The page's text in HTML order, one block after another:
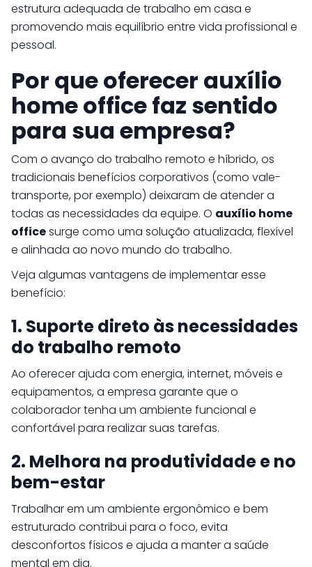
estrutura adequada de trabalho em casa e
promovendo mais equilíbrio entre vida profissional e
pessoal.
Por que oferecer auxílio
home office faz sentido
para sua empresa?
Com o avanço do trabalho remoto e híbrido, os
tradicionais benefícios corporativos (como vale-
transporte, por exemplo) deixaram de atender a
todas as necessidades da equipe. O auxílio home
officesurge como uma solução atualizada, flexível
e alinhada ao novo mundo do trabalho.
Veja algumas vantagens de implementar esse
benefício:
1. Suporte direto às necessidades
do trabalho remoto
Ao oferecer ajuda com energia, internet, móveis e
equipamentos, a empresa garante que o
colaborador tenha um ambiente funcional e
confortável para realizar suas tarefas.
2. Melhora na produtividade e no
bem-estar
Trabalhar em um ambiente ergonômico e bem
estruturado contribui para o foco, evita
desconfortos físicos e ajuda a manter a saúde
mental em dia.